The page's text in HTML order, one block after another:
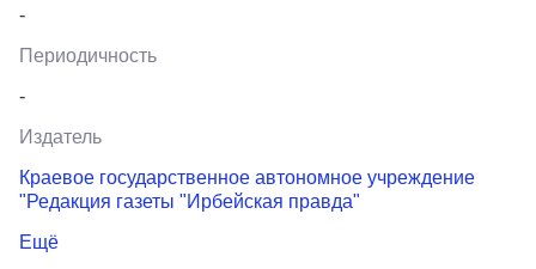
-
Периодичность
-
Издатель
Краевое государственное автономное учреждение
"Редакция газеты "Ирбейская правда"
Ещё